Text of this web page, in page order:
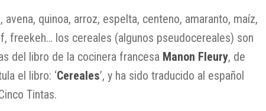
avena, quinoa, arroz, espelta, centeno, amaranto, maíz,
freekeh… los cereales (algunos pseudocereales) son
del libro de la cocinera francesa Manon Fleury, de
el libro: ‘Cereales’, y ha sido traducido al español
Tintas.